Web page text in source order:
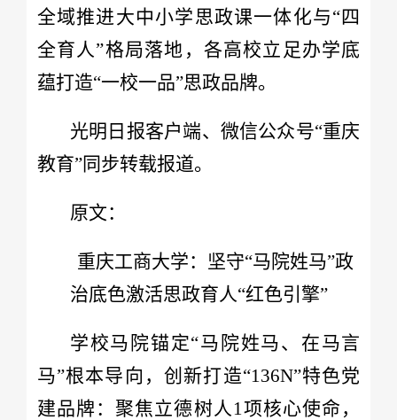
全域推进大中小学思政课一体化与“四
全育人”格局落地，各高校立足办学底
蕴打造“一校一品”思政品牌。
光明日报客户端、微信公众号“重庆
教育”同步转载报道。
原文：
重庆工商大学：坚守“马院姓马”政
治底色激活思政育人“红色引擎”
学校马院锚定“马院姓马、在马言
马”根本导向，创新打造“136N”特色党
建品牌：聚焦立德树人1项核心使命，